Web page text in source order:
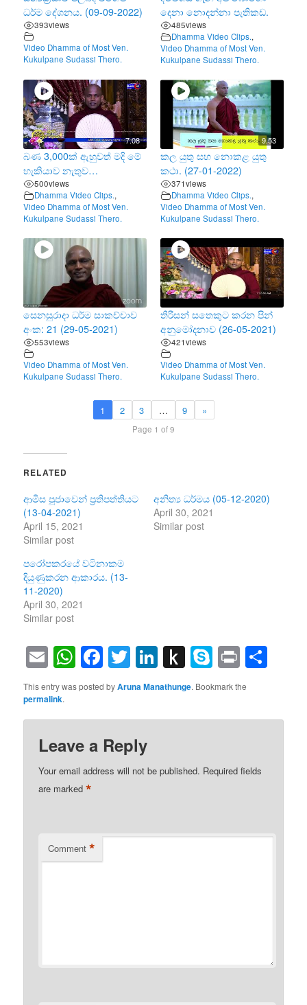
ධර්ම දේශනය. (09-09-2022)
393views
Video Dhamma of Most Ven.
Kukulpane Sudassi Thero.
දෙනා නොදන්නා පැතිකඩ.
485views
Dhamma Video Clips.,
Video Dhamma of Most Ven.
Kukulpane Sudassi Thero.
7.08
බණ 3,000ක් ඇහුවත් මදි මේ
හැකියාව නැතුව…
500views
Dhamma Video Clips.,
Video Dhamma of Most Ven.
Kukulpane Sudassi Thero.
9.53
කල යුතු සහ නොකළ යුතු
කථා. (27-01-2022)
371views
Dhamma Video Clips.,
Video Dhamma of Most Ven.
Kukulpane Sudassi Thero.
සෙනසුරාදා ධර්ම සාකච්චාව
අංක: 21 (29-05-2021)
553views
Video Dhamma of Most Ven.
Kukulpane Sudassi Thero.
තිරිසන් සතෙකුට කරන පින්
අනුමෝදනාව (26-05-2021)
421views
Video Dhamma of Most Ven.
Kukulpane Sudassi Thero.
1 2 3 … 9 »
Page 1 of 9
RELATED
ආමිස පූජාවෙන් ප්‍රතිපත්තියට
(13-04-2021)
April 15, 2021
Similar post
අනිත්‍ය ධර්මය (05-12-2020)
April 30, 2021
Similar post
පරෝපකරයේ වටිනාකම
දියුණුකරන ආකාරය. (13-
11-2020)
April 30, 2021
Similar post
EmailWhatsApp
Facebook
Twitter
LinkedIn
Push
to
Kindle
Skype
Print
This entry was posted byAruna Manathunge. Bookmark the
permalink.
Leave a Reply
Your email address will not be published. Required fields
are marked*
Comment *